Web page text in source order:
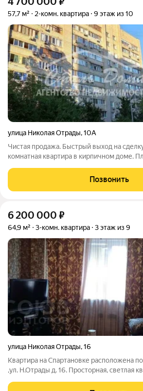
57,7 м² 2-комн. квартира 9 этаж из 10
улица Николая Отрады,10А
Чистая продажа. Быстрый выход на
комнатная квартира в кирпичном доме.
площадь кухни - 9кв.м. Комнаты: 16,6+11.
раздельные. Большая лоджия.
Позвонить
6 200 000 ₽
64,9 м² 3-комн. квартира 3 этаж из 9
улица Николая Отрады,16
Квартира на Спартановке расположена по
,ул. Н.Отрады д. 16. Просторная, светлая